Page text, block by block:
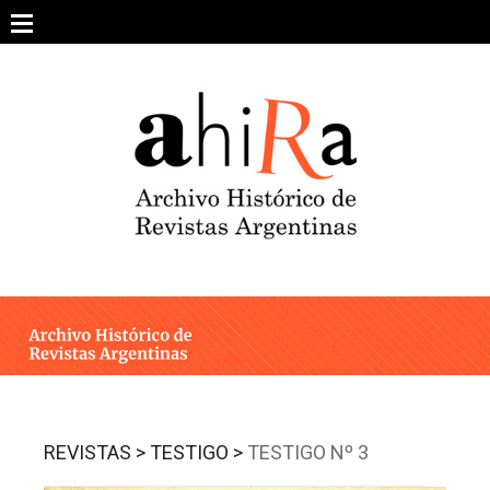
content
ARCHIVO DE REVISTAS
ESTUDIOS CRÍTICOS
INTEGRANTES
REVISTAS >TESTIGO > TESTIGO Nº 3